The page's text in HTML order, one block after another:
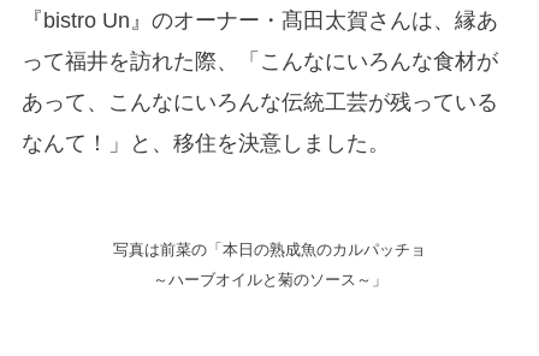
『bistro Un』のオーナー・髙田太賀さんは、縁あ
って福井を訪れた際、「こんなにいろんな食材が
あって、こんなにいろんな伝統工芸が残っている
なんて！」と、移住を決意しました。
写真は前菜の「本日の熟成魚のカルパッチョ
～ハーブオイルと菊のソース～」